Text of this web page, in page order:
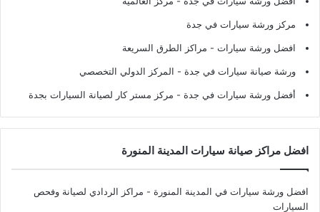
مركز ورشة سيارات في جدة
افضل ورشة سيارات - مراكز الطرق السريعة
ورشة صيانة سيارات في جدة - المركز الدولي التخصصي
أفضل ورشة سيارات في جدة - مركز مستر كار لصيانة السيارات بجدة
افضل مراكز صيانة سيارات المدينة المنورة
افضل ورشة سيارات في المدينة المنورة - مراكز الردادي لصيانة وفحص
السيارات